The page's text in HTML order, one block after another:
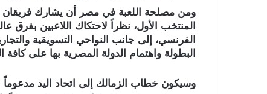
ومن مصلحة اللعبة في مصر أن يشارك فريقان
المنتخب الأول، نظراً لاحتكاك اللاعبين بفرق
الفرنسي، إلى جانب النواحي التسويقية
البطولة واهتمام الدولة المصرية بها على كافة
وسيكون خطاب الزمالك إلى اتحاد اليد